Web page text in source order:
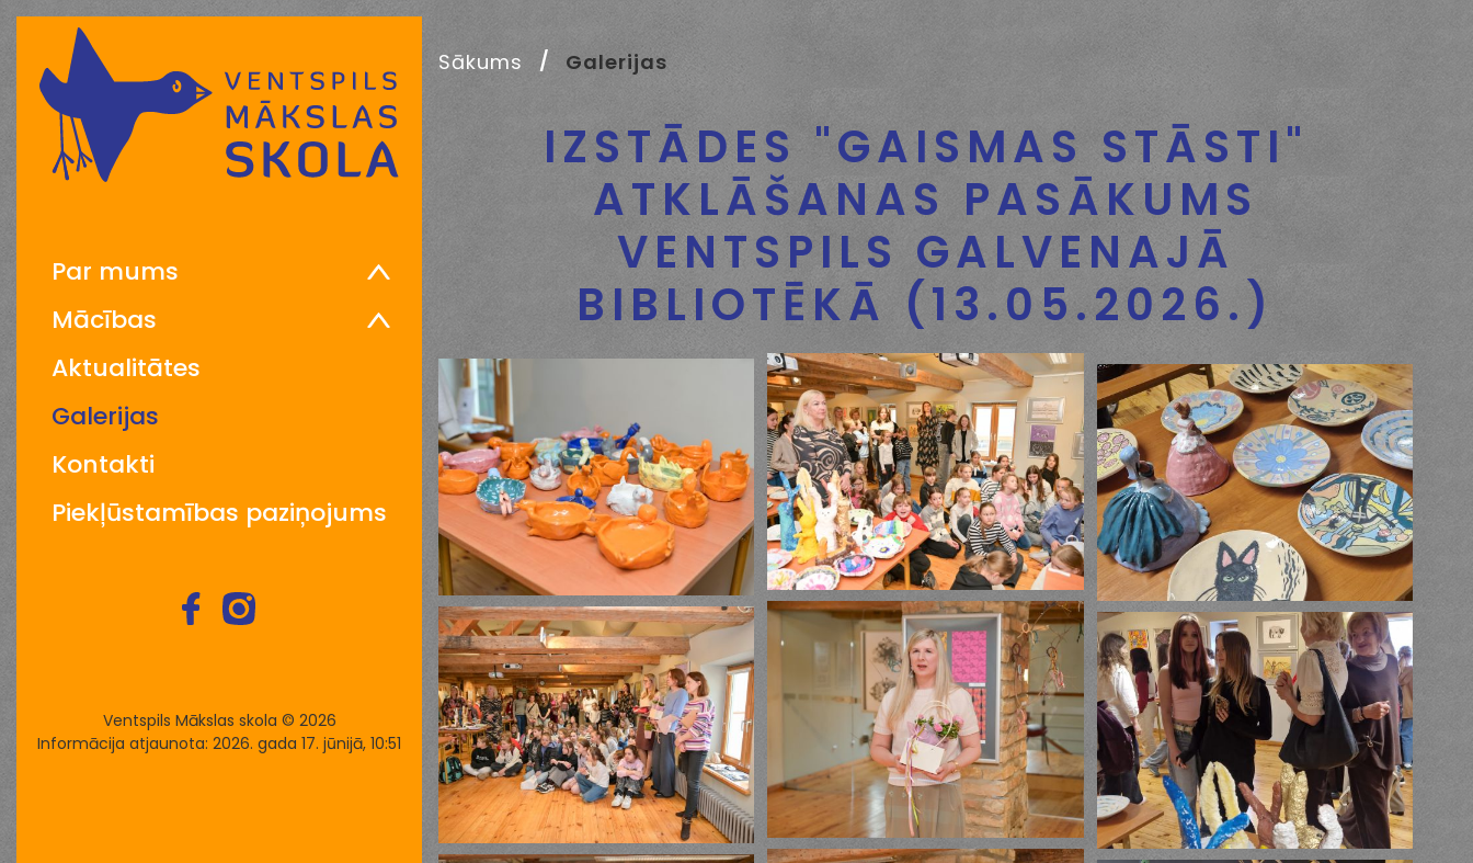
Par mums
Mācības
Aktualitātes
Galerijas
Kontakti
Piekļūstamības paziņojums
Ventspils Mākslas skola © 2026
Informācija atjaunota: 2026. gada 17. jūnijā, 10:51
Sākums Galerijas
IZSTĀDES "GAISMAS STĀSTI"
ATKLĀŠANAS PASĀKUMS
VENTSPILS GALVENAJĀ
BIBLIOTĒKĀ (13.05.2026.)